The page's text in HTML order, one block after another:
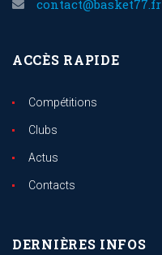
contact@basket77.fr
ACCÈS RAPIDE
Compétitions
Clubs
Actus
Contacts
DERNIÈRES INFOS